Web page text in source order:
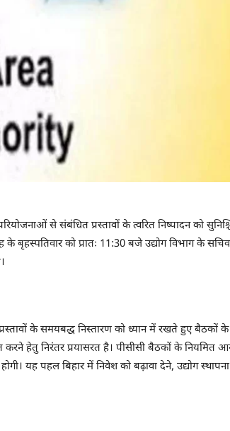
से संबंधित प्रस्तावों के त्वरित निष्पादन को
बृहस्पतिवार को प्रातः 11:30 बजे उद्योग विभाग के
के समयबद्ध निस्तारण को ध्यान में रखते हुए बैठकों
करने हेतु निरंतर प्रयासरत है। पीसीसी बैठकों के नियमित
यह पहल बिहार में निवेश को बढ़ावा देने, उद्योग स्थापना